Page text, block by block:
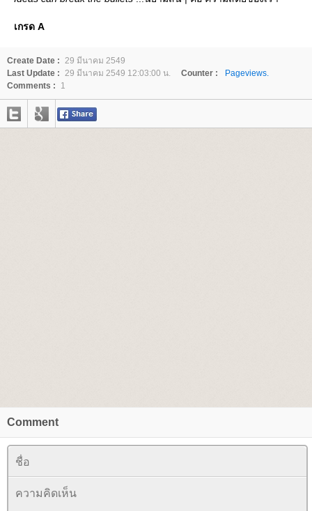
เกรด A
Create Date : 29 มีนาคม 2549
Last Update : 29 มีนาคม 2549 12:03:00 น. Counter :
Pageviews.
Comments :
1
Comment